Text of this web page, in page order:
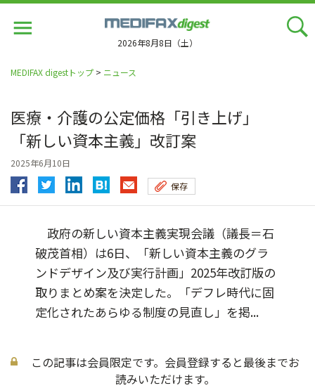
2026年8月8日（土）
MEDIFAX digestトップ > ニュース
医療・介護の公定価格「引き上げ」
「新しい資本主義」改訂案
2025年6月10日
保存
政府の新しい資本主義実現会議（議長＝石
破茂首相）は6日、「新しい資本主義のグラ
ンドデザイン及び実行計画」2025年改訂版の
取りまとめ案を決定した。「デフレ時代に固
定化されたあらゆる制度の見直し」を掲...
この記事は会員限定です。会員登録すると最後までお
読みいただけます。